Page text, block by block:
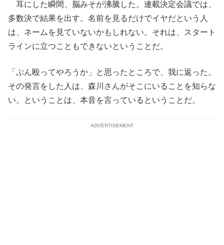
耳にした瞬間、脳みそが沸騰した。連載決定会議では、
多数決で結果を出す。名前を見るだけでイヤだという人
は、ネームを見ていないかもしれない。それは、スタート
ラインに立つこともできないということだ。
「ぶん殴ってやろうか」と思ったところで、我に返った。
その発言をした人は、森川さんがそこにいることを知らな
い。ということは、本音を言っているということだ。
ADVERTISEMENT